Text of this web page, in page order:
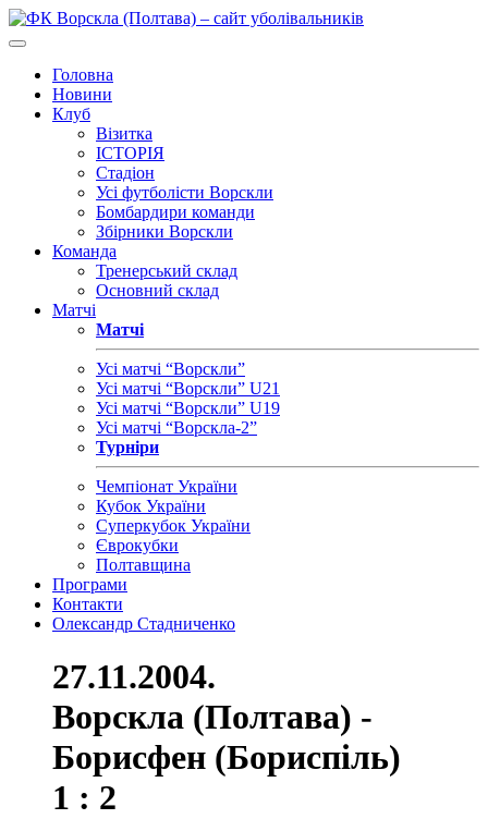
Головна
Новини
Клуб
Візитка
ІСТОРІЯ
Стадіон
Усі футболісти Ворскли
Бомбардири команди
Збірники Ворскли
Команда
Тренерський склад
Основний склад
Матчі
Матчі
Усі матчі “Ворскли”
Усі матчі “Ворскли” U21
Усі матчі “Ворскли” U19
Усі матчі “Ворскла-2”
Турніри
Чемпіонат України
Кубок України
Суперкубок України
Єврокубки
Полтавщина
Програми
Контакти
Олександр Стадниченко
27.11.2004.
Ворскла (Полтава) -
Борисфен (Бориспіль)
1 : 2